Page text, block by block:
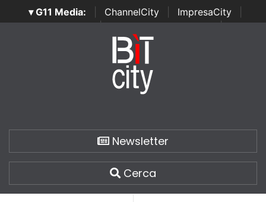
▾ G11 Media: ChannelCity ImpresaCity
SecurityOpenLab | Italian Channel Awards | Italian
Italian Security Awards
Newsletter
Cerca